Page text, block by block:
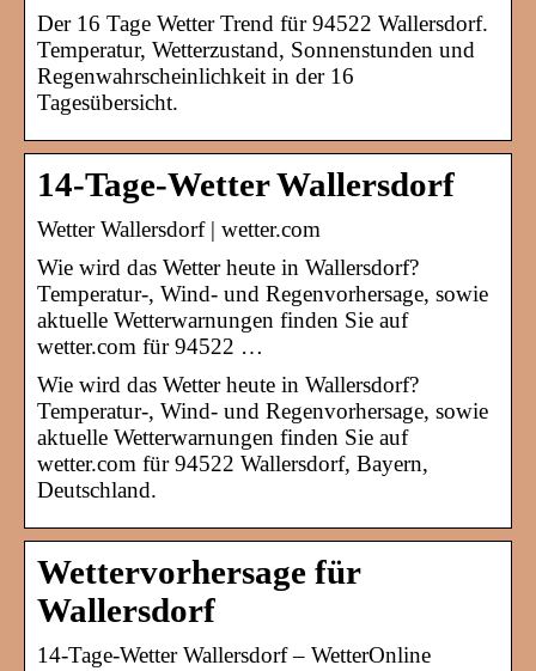
Der 16 Tage Wetter Trend für 94522 Wallersdorf.
Temperatur, Wetterzustand, Sonnenstunden und
Regenwahrscheinlichkeit in der 16
Tagesübersicht.
14-Tage-Wetter Wallersdorf
Wetter Wallersdorf | wetter.com
Wie wird das Wetter heute in Wallersdorf?
Temperatur-, Wind- und Regenvorhersage, sowie
aktuelle Wetterwarnungen finden Sie auf
wetter.com für 94522 …
Wie wird das Wetter heute in Wallersdorf?
Temperatur-, Wind- und Regenvorhersage, sowie
aktuelle Wetterwarnungen finden Sie auf
wetter.com für 94522 Wallersdorf, Bayern,
Deutschland.
Wettervorhersage für
Wallersdorf
14-Tage-Wetter Wallersdorf – WetterOnline